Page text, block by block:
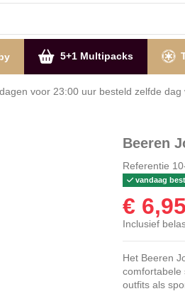
5+1 Multipacks
voor 23:00 uur besteld
Beeren
Referentie
vandaag
€ 6,95
Inclusief
Het Beeren
comfortabele
outfits als